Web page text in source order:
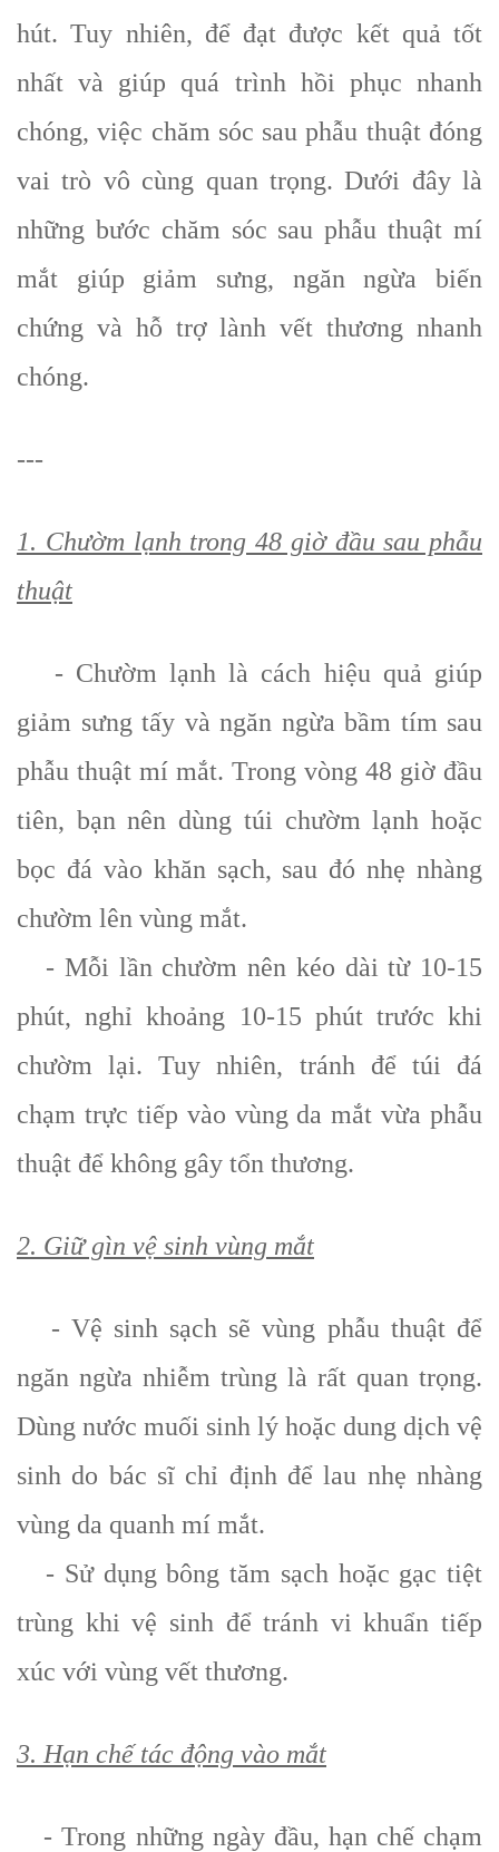
hút. Tuy nhiên, để đạt được kết quả tốt
nhất và giúp quá trình hồi phục nhanh
chóng, việc chăm sóc sau phẫu thuật đóng
vai trò vô cùng quan trọng. Dưới đây là
những bước chăm sóc sau phẫu thuật mí
mắt giúp giảm sưng, ngăn ngừa biến
chứng và hỗ trợ lành vết thương nhanh
chóng.
---
1. Chườm lạnh trong 48 giờ đầu sau phẫu
thuật
- Chườm lạnh là cách hiệu quả giúp
giảm sưng tấy và ngăn ngừa bầm tím sau
phẫu thuật mí mắt. Trong vòng 48 giờ đầu
tiên, bạn nên dùng túi chườm lạnh hoặc
bọc đá vào khăn sạch, sau đó nhẹ nhàng
chườm lên vùng mắt.
- Mỗi lần chườm nên kéo dài từ 10-15
phút, nghỉ khoảng 10-15 phút trước khi
chườm lại. Tuy nhiên, tránh để túi đá
chạm trực tiếp vào vùng da mắt vừa phẫu
thuật để không gây tổn thương.
2. Giữ gìn vệ sinh vùng mắt
- Vệ sinh sạch sẽ vùng phẫu thuật để
ngăn ngừa nhiễm trùng là rất quan trọng.
Dùng nước muối sinh lý hoặc dung dịch vệ
sinh do bác sĩ chỉ định để lau nhẹ nhàng
vùng da quanh mí mắt.
- Sử dụng bông tăm sạch hoặc gạc tiệt
trùng khi vệ sinh để tránh vi khuẩn tiếp
xúc với vùng vết thương.
3. Hạn chế tác động vào mắt
- Trong những ngày đầu, hạn chế chạm